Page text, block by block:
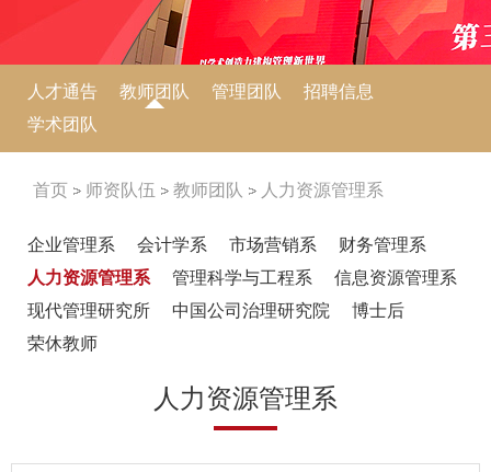
人才通告 教师团队 管理团队
招聘信息
学术团队
首页 师资队伍 教师团队 人力资源管理系
企业管理系 会计学系 市场营销系
财务管理系
人力资源管理系
管理科学与工程系
信息资源管理系
现代管理研究所
中国公司治理研究院
博士后
荣休教师
人力资源管理系